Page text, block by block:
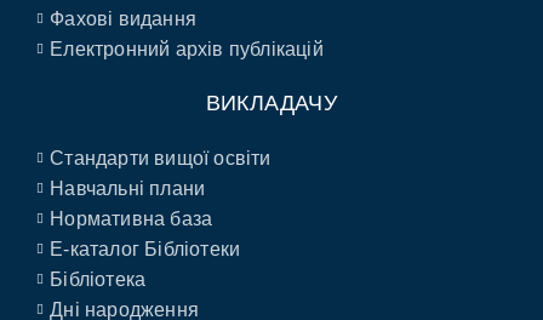
Фахові видання
Електронний архів публікацій
ВИКЛАДАЧУ
Стандарти вищої освіти
Навчальні плани
Нормативна база
E-каталог Бібліотеки
Бібліотека
Дні народження